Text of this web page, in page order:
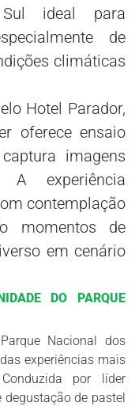
ideal para
de
climáticas
Hotel Parador,
oferece ensaio
imagens
A experiência
contemplação
momentos de
em cenário
DO PARQUE
Nacional dos
experiências mais
por líder
de pastel